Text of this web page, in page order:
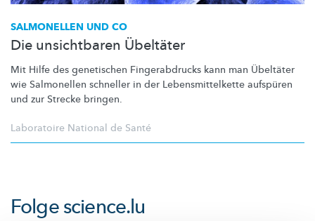
SALMONELLEN UND CO
Die unsichtbaren Übeltäter
Mit Hilfe des genetischen Fingerabdrucks kann man Übeltäter
wie Salmonellen schneller in der Lebensmittelkette aufspüren
und zur Strecke bringen.
Laboratoire National de Santé
Folgescience.lu